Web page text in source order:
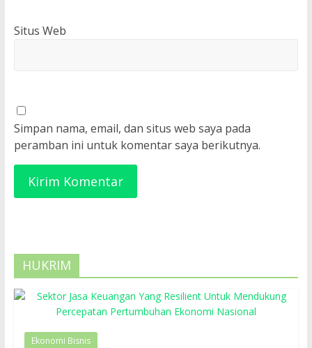
Situs Web
Simpan nama, email, dan situs web saya pada
peramban ini untuk komentar saya berikutnya.
HUKRIM
Ekonomi Bisnis